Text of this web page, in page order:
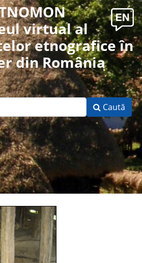
virtual al
etnografice în
din România
Caută